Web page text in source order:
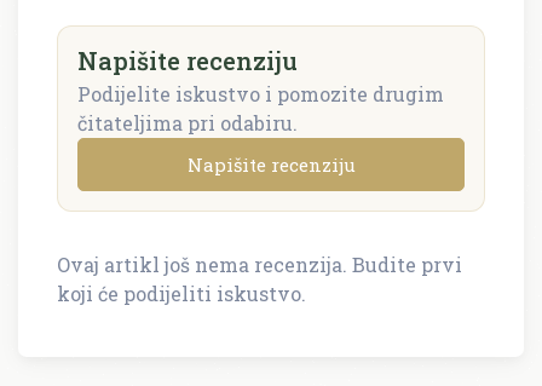
Napišite recenziju
Podijelite iskustvo i pomozite drugim
čitateljima pri odabiru.
Napišite recenziju
Napišite recenziju
Ovaj artikl još nema recenzija. Budite prvi
koji će podijeliti iskustvo.